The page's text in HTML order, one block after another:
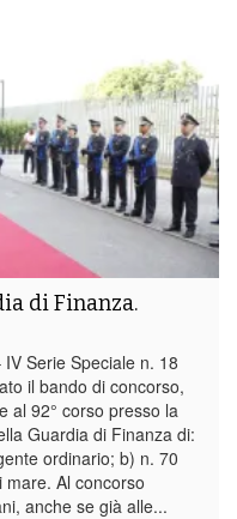
di Finanza.
Serie Speciale n. 18
il bando di concorso,
al 92° corso presso la
Guardia di Finanza di:
ordinario; b) n. 70
Al concorso
anche se già alle...